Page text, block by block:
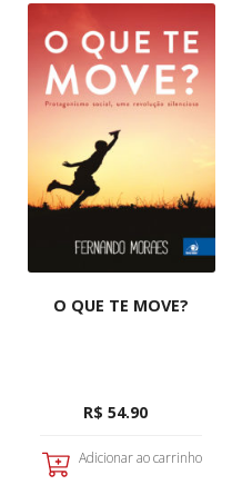
O QUE TE MOVE?
R$ 54.90
Adicionar ao carrinho